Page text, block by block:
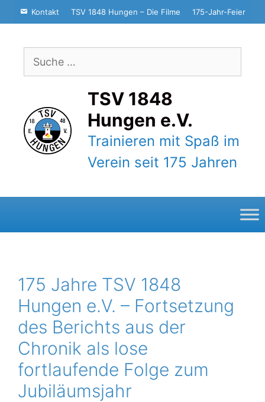
Zum
Kontakt TSV 1848 Hungen – Die Filme 175-Jahr-Feier
Suche
nach:
TSV 1848
Hungen e.V.
Trainieren mit Spaß im
Verein seit 175 Jahren
175 Jahre TSV 1848
Hungen e.V. – Fortsetzung
des Berichts aus der
Chronik als lose
fortlaufende Folge zum
Jubiläumsjahr